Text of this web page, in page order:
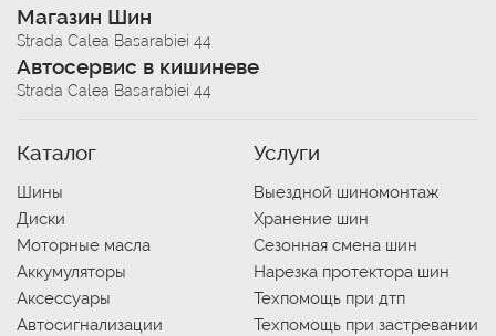
Магазин Шин
Strada Calea Basarabiei 44
Автосервис в кишиневе
Strada Calea Basarabiei 44
Каталог
Шины
Диски
Моторные масла
Аккумуляторы
Аксессуары
Автосигнализации
Услуги
Выездной шиномонтаж
Хранение шин
Сезонная смена шин
Нарезка протектора шин
Техпомощь при дтп
Техпомощь при застревании